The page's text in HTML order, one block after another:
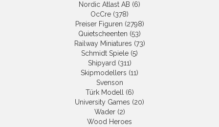
Nordic Atlast AB (6)
OcCre (378)
Preiser Figuren (2798)
Quietscheenten (53)
Railway Miniatures (73)
Schmidt Spiele (5)
Shipyard (311)
Skipmodellers (11)
Svenson
Türk Modell (6)
University Games (20)
Wader (2)
Wood Heroes